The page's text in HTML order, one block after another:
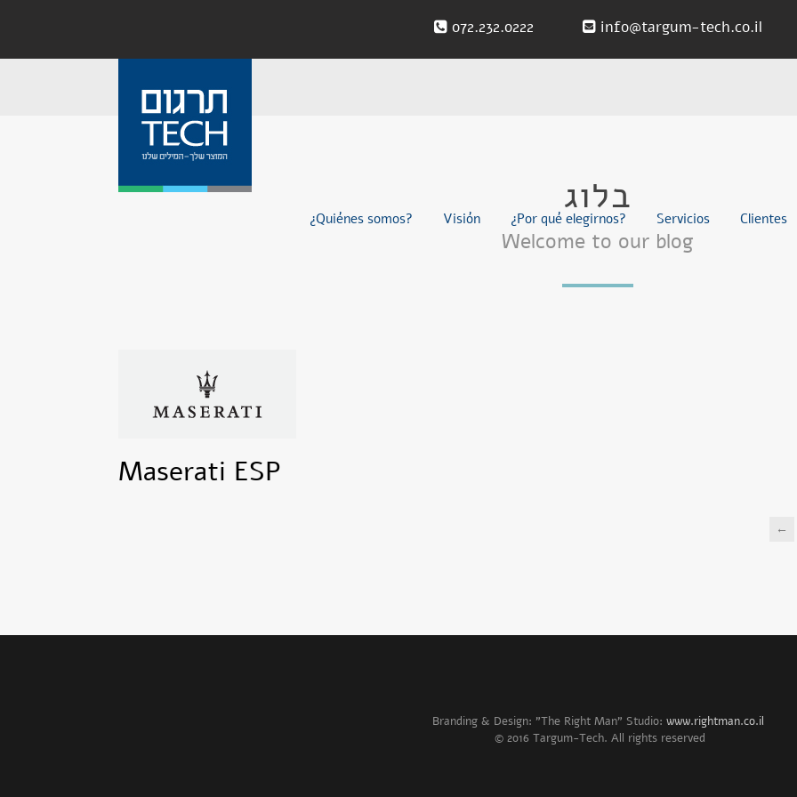
072.232.0222 info@targum-tech.co.il
¿Quiénes somos? Visión ¿Por qué elegirnos? Servicios Clientes בלוג
Welcome to our blog
Maserati ESP
←
Branding & Design: "The Right Man" Studio: www.rightman.co.il
© 2016 Targum-Tech. All rights reserved